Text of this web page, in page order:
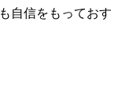
自信をもっておす